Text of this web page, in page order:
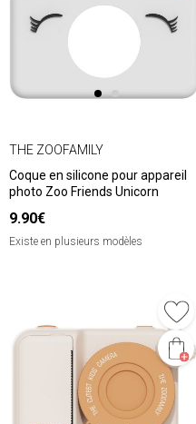
THE ZOOFAMILY
Coque en silicone pour appareil
photo Zoo Friends Unicorn
9.90€
Existe en plusieurs modèles